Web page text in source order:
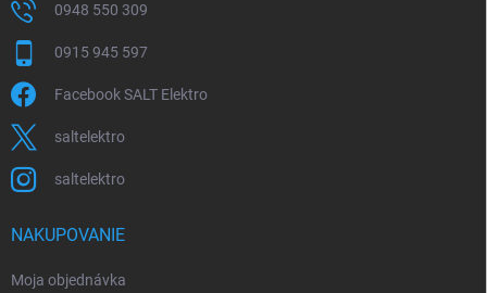
0948 550 309
0915 945 597
Facebook SALT Elektro
saltelektro
saltelektro
NAKUPOVANIE
Moja objednávka